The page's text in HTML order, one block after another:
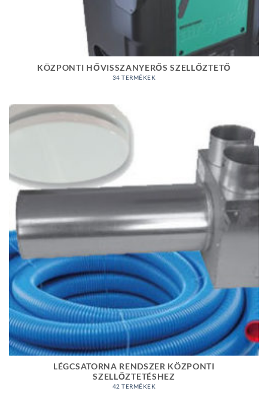
KÖZPONTI HŐVISSZANYERŐS SZELLŐZTETŐ
34 TERMÉKEK
LÉGCSATORNA RENDSZER KÖZPONTI
SZELLŐZTETÉSHEZ
42 TERMÉKEK